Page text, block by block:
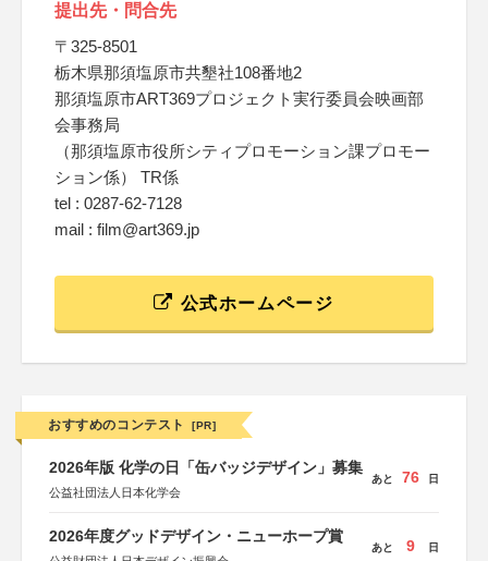
提出先・問合先
〒325-8501
栃木県那須塩原市共墾社108番地2
那須塩原市ART369プロジェクト実行委員会映画部
会事務局
（那須塩原市役所シティプロモーション課プロモー
ション係） TR係
tel : 0287-62-7128
mail : film@art369.jp
公式ホームページ
おすすめのコンテスト [PR]
2026年版 化学の日「缶バッジデザイン」募集
公益社団法人日本化学会
あと 76 日
2026年度グッドデザイン・ニューホープ賞
あと 9 日